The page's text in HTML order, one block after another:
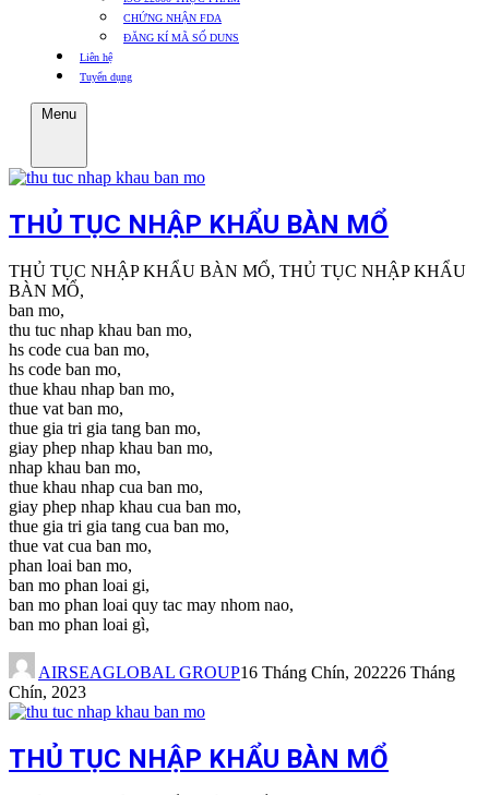
CHỨNG NHẬN FDA
ĐĂNG KÍ MÃ SỐ DUNS
Liên hệ
Tuyển dụng
Menu
THỦ TỤC NHẬP KHẨU BÀN MỔ
THỦ TỤC NHẬP KHẨU BÀN MỔ, THỦ TỤC NHẬP KHẨU
BÀN MỔ,
ban mo,
thu tuc nhap khau ban mo,
hs code cua ban mo,
hs code ban mo,
thue khau nhap ban mo,
thue vat ban mo,
thue gia tri gia tang ban mo,
giay phep nhap khau ban mo,
nhap khau ban mo,
thue khau nhap cua ban mo,
giay phep nhap khau cua ban mo,
thue gia tri gia tang cua ban mo,
thue vat cua ban mo,
phan loai ban mo,
ban mo phan loai gi,
ban mo phan loai quy tac may nhom nao,
ban mo phan loai gì,
AIRSEAGLOBAL GROUP16 Tháng Chín, 202226 Tháng
Chín, 2023
THỦ TỤC NHẬP KHẨU BÀN MỔ